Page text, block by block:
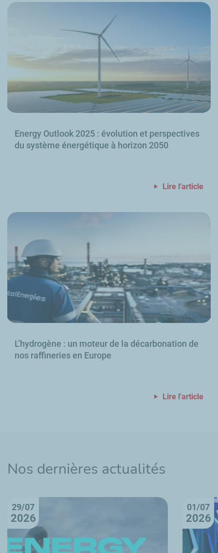
Energy Outlook 2025 : évolution et perspectives
du système énergétique à horizon 2050
Lire l'article
L’hydrogène : un moteur de la décarbonation de
nos raffineries en Europe
Lire l'article
Nos dernières actualités
29/07
2026
01/07
2026